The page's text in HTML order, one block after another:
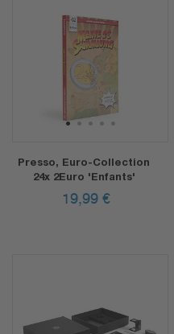
12345
Presso, Euro-Collection
24x 2Euro 'Enfants'
19,99 €